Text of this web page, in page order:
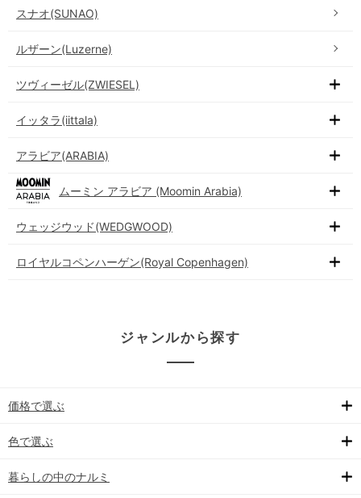
スナオ(SUNAO)
ルザーン(Luzerne)
ツヴィーゼル(ZWIESEL)
イッタラ(iittala)
アラビア(ARABIA)
ムーミン アラビア (Moomin Arabia)
ウェッジウッド(WEDGWOOD)
ロイヤルコペンハーゲン(Royal Copenhagen)
ジャンルから探す
価格で選ぶ
色で選ぶ
暮らしの中のナルミ